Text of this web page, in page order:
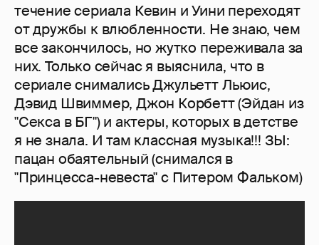
течение сериала Кевин и Уини переходят
от дружбы к влюбленности. Не знаю, чем
все закончилось, но жутко переживала за
них. Только сейчас я выяснила, что в
сериале снимались Джульетт Льюис,
Дэвид Швиммер, Джон Корбетт (Эйдан из
"Секса в БГ") и актеры, которых в детстве
я не знала. И там классная музыка!!! ЗЫ:
пацан обаятельный (снимался в
"Принцесса-невеста" с Питером Фальком)